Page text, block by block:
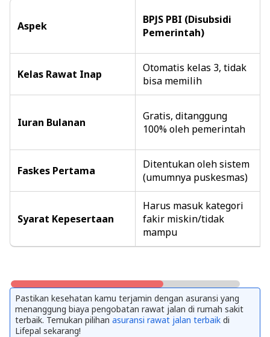
Aspek
BPJS PBI (Disubsidi
Pemerintah)
Kelas Rawat Inap
Otomatis kelas 3, tidak
bisa memilih
Iuran Bulanan
Gratis, ditanggung
100% oleh pemerintah
Faskes Pertama
Ditentukan oleh sistem
(umumnya puskesmas)
Syarat Kepesertaan
Harus masuk kategori
fakir miskin/tidak
mampu
Pastikan kesehatan kamu terjamin dengan asuransi yang
menanggung biaya pengobatan rawat jalan di rumah sakit
terbaik. Temukan pilihan asuransi rawat jalan terbaik di
Lifepal sekarang!